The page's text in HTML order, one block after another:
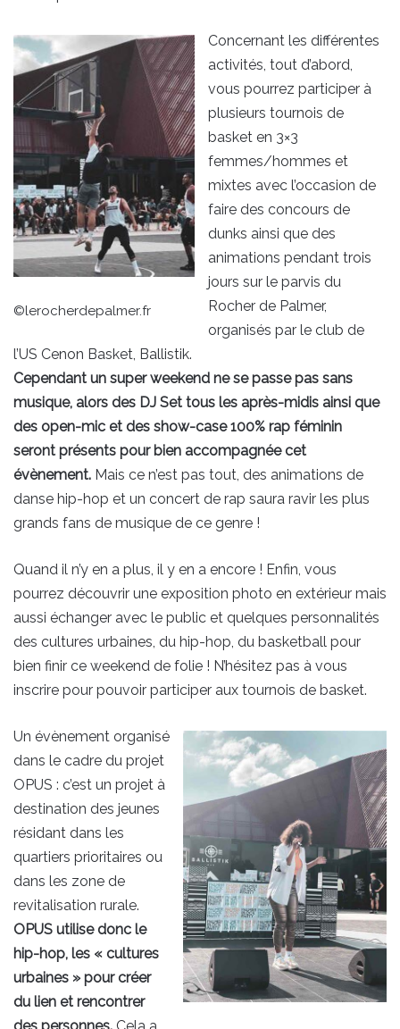
©lerocherdepalmer.fr
Concernant les différentes
activités, tout d’abord,
vous pourrez participer à
plusieurs tournois de
basket en 3×3
femmes/hommes et
mixtes avec l’occasion de
faire des concours de
dunks ainsi que des
animations pendant trois
jours sur le parvis du
Rocher de Palmer,
organisés par le club de
l’US Cenon Basket, Ballistik.
Cependant un super weekend ne se passe pas sans
musique, alors des DJ Set tous les après-midis ainsi que
des open-mic et des show-case 100% rap féminin
seront présents pour bien accompagnée cet
évènement. Mais ce n’est pas tout, des animations de
danse hip-hop et un concert de rap saura ravir les plus
grands fans de musique de ce genre !
Quand il n’y en a plus, il y en a encore ! Enfin, vous
pourrez découvrir une exposition photo en extérieur mais
aussi échanger avec le public et quelques personnalités
des cultures urbaines, du hip-hop, du basketball pour
bien finir ce weekend de folie ! N’hésitez pas à vous
inscrire pour pouvoir participer aux tournois de basket.
Un évènement organisé
dans le cadre du projet
OPUS : c’est un projet à
destination des jeunes
résidant dans les
quartiers prioritaires ou
dans les zone de
revitalisation rurale.
OPUS utilise donc le
hip-hop, les « cultures
urbaines » pour créer
du lien et rencontrer